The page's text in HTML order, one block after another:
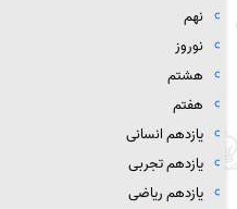
نهم
نوروز
هشتم
هفتم
یازدهم انسانی
یازدهم تجربی
یازدهم ریاضی